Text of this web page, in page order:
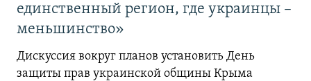
единственный регион, где украинцы –
меньшинство»
Дискуссия вокруг планов установить День
защиты прав украинской общины Крыма